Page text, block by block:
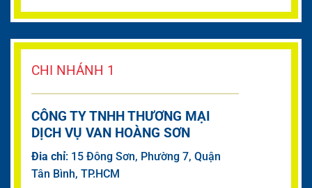
CHI NHÁNH 1
CÔNG TY TNHH THƯƠNG MẠI
DỊCH VỤ VAN HOÀNG SƠN
Đia chỉ: 15 Đông Sơn, Phường 7, Quận
Tân Bình, TP.HCM